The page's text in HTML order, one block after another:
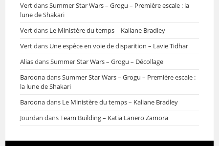
VertdansSummer Star Wars – Grogu – Première escale : la
lune de Shakari
Vertdans Le Ministère du temps – Kaliane Bradley
Vertdans Une espèce en voie de disparition – Lavie Tidhar
AliasdansSummer Star Wars – Grogu – Décollage
BaroonadansSummer Star Wars – Grogu – Première escale :
la lune de Shakari
Baroonadans Le Ministère du temps – Kaliane Bradley
Jourdan dansTeam Building – Katia Lanero Zamora